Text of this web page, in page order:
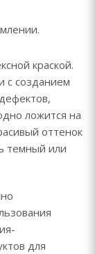
краской.
с созданием
ложится на
оттенок
темный или
для